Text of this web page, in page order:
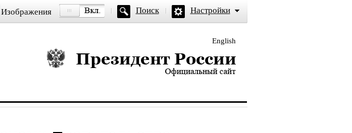
Изображения Поиск Настройки
English
Президент России — официальный сайт